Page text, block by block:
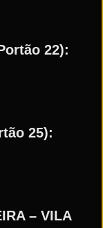
22):
25):
– VILA